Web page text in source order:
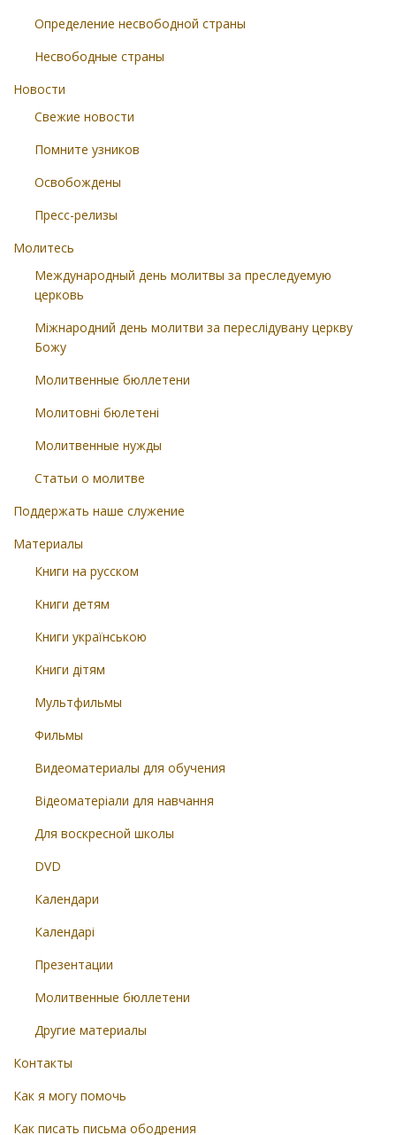
Определение несвободной страны
Несвободные страны
Новости
Свежие новости
Помните узников
Освобождены
Пресс-релизы
Молитесь
Международный день молитвы за преследуемую
церковь
Міжнародний день молитви за переслідувану церкву
Божу
Молитвенные бюллетени
Молитовні бюлетені
Молитвенные нужды
Статьи о молитве
Поддержать наше служение
Материалы
Книги на русском
Книги детям
Книги українською
Книги дітям
Мультфильмы
Фильмы
Видеоматериалы для обучения
Відеоматеріали для навчання
Для воскресной школы
DVD
Календари
Календарі
Презентации
Молитвенные бюллетени
Другие материалы
Контакты
Как я могу помочь
Как писать письма ободрения